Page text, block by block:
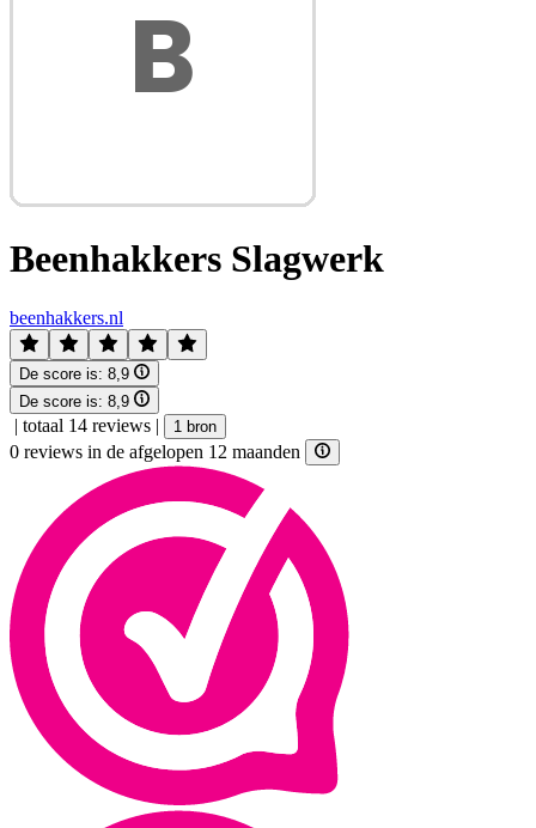
Beenhakkers Slagwerk
beenhakkers.nl
De score is: 8,9
De score is: 8,9
| totaal 14 reviews | 1 bron
0 reviews in de afgelopen 12 maanden